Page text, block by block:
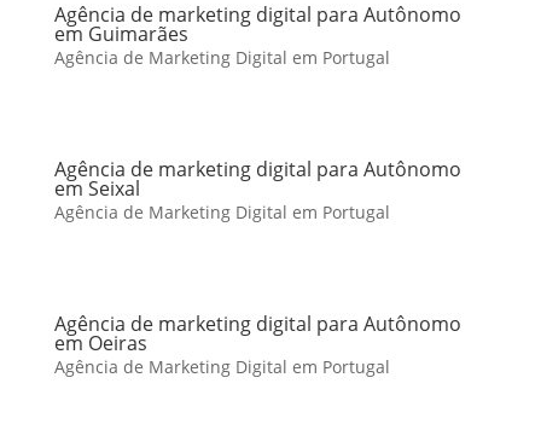
Agência de marketing digital para Autônomo
em Guimarães
Agência de Marketing Digital em Portugal
Agência de marketing digital para Autônomo
em Seixal
Agência de Marketing Digital em Portugal
Agência de marketing digital para Autônomo
em Oeiras
Agência de Marketing Digital em Portugal